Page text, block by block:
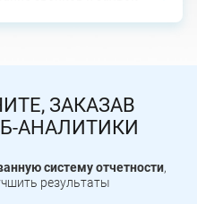
ЗАКАЗАВ
АНАЛИТИКИ
систему отчетности,
результаты